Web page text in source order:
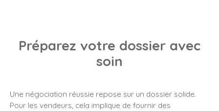
Préparez votre dossier avec
soin
Une négociation réussie repose sur un dossier solide.
Pour les vendeurs, cela implique de fournir des